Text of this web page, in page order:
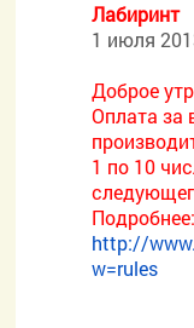
Лабиринт
1 июля
Доброе
Оплата за
1 по 10
Подробнее:
http://
w=rules